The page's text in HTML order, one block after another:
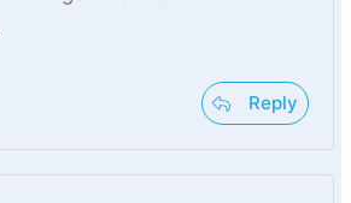
Reply